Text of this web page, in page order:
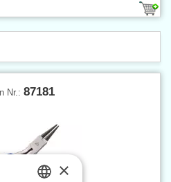
Nr.: 87181
×